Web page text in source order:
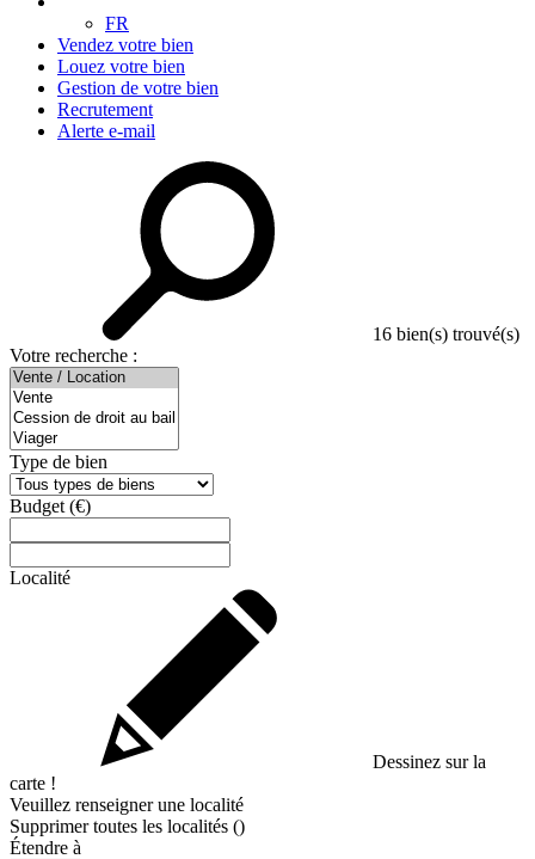
FR
Vendez votre bien
Louez votre bien
Gestion de votre bien
Recrutement
Alerte e-mail
16 bien(s) trouvé(s)
Votre recherche :
Type de bien
Budget (€)
Localité
Dessinez sur la
carte !
Veuillez renseigner une localité
Supprimer toutes les localités ()
Étendre à